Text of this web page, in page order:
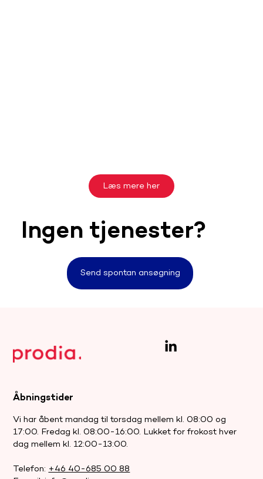
Læs mere her
Ingen tjenester?
Send spontan ansøgning
Åbningstider
Vi har åbent mandag til torsdag mellem kl. 08:00 og
17:00. Fredag kl. 08:00-16:00. Lukket for frokost hver
dag mellem kl. 12:00-13:00.
Telefon: +46 40-685 00 88